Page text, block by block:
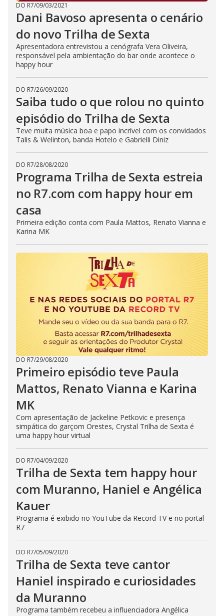
DO R7/09/03/2021
Dani Bavoso apresenta o cenário
do novo Trilha de Sexta
Apresentadora entrevistou a cenógrafa Vera Oliveira,
responsável pela ambientação do bar onde acontece o
happy hour
DO R7/26/09/2020
Saiba tudo o que rolou no quinto
episódio do Trilha de Sexta
Teve muita música boa e papo incrível com os convidados
Talis & Welinton, banda Hotelo e Gabrielli Diniz
DO R7/28/08/2020
Programa Trilha de Sexta estreia
no R7.com com happy hour em
casa
Primeira edição conta com Paula Mattos, Renato Vianna e
Karina MK
DO R7/29/08/2020
Primeiro episódio teve Paula
Mattos, Renato Vianna e Karina
MK
Com apresentação de Jackeline Petkovic e presença
simpática do garçom Orestes, Crystal Trilha de Sexta é
uma happy hour virtual
DO R7/04/09/2020
Trilha de Sexta tem happy hour
com Muranno, Haniel e Angélica
Kauer
Programa é exibido no YouTube da Record TV e no portal
R7
DO R7/05/09/2020
Trilha de Sexta teve cantor
Haniel inspirado e curiosidades
da Muranno
Programa também recebeu a influenciadora Angélica